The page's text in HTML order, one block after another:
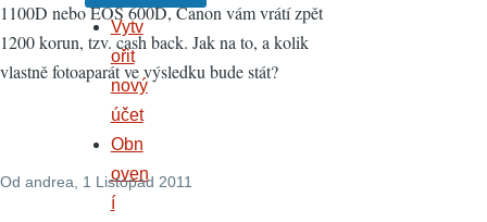
1100D nebo EOS 600D, Canon vám vrátí zpět
1200 korun, tzv. cash back. Jak na to, a kolik
vlastně fotoaparát ve výsledku bude stát?
Od andrea, 1 Listopad 2011
Vytv
ořit
nový
účet
Obn
oven
í